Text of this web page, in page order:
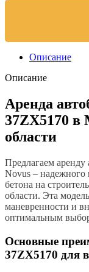
Описание
Описание
Аренда
37ZX5170 в
области
Предлагаем аренду
Novus – надежного
бетона на
области. Эта
маневренности и
оптимальным
Основные
37ZX5170 для